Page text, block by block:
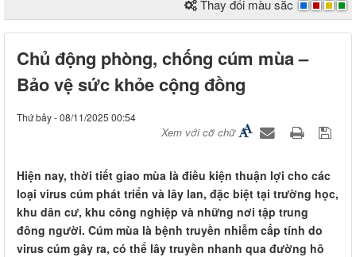
Thay đổi màu sắc
Chủ động phòng, chống cúm mùa –
Bảo vệ sức khỏe cộng đồng
Thứ bảy - 08/11/2025 00:54
Xem với cỡ chữ
Hiện nay, thời tiết giao mùa là điều kiện thuận lợi cho các
loại virus cúm phát triển và lây lan, đặc biệt tại trường học,
khu dân cư, khu công nghiệp và những nơi tập trung
đông người. Cúm mùa là bệnh truyền nhiễm cấp tính do
virus cúm gây ra, có thể lây truyền nhanh qua đường hô